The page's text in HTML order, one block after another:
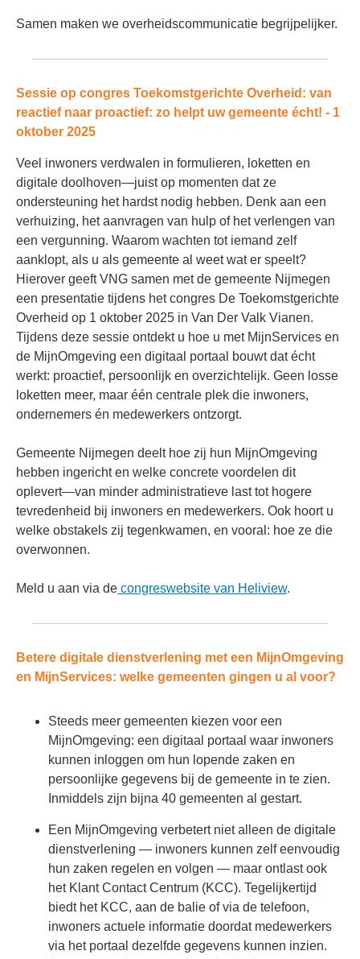
Samen maken we overheidscommunicatie begrijpelijker.
Sessie op congres Toekomstgerichte Overheid: van
reactief naar proactief: zo helpt uw gemeente écht! - 1
oktober 2025
Veel inwoners verdwalen in formulieren, loketten en
digitale doolhoven—juist op momenten dat ze
ondersteuning het hardst nodig hebben. Denk aan een
verhuizing, het aanvragen van hulp of het verlengen van
een vergunning. Waarom wachten tot iemand zelf
aanklopt, als u als gemeente al weet wat er speelt?
Hierover geeft VNG samen met de gemeente Nijmegen
een presentatie tijdens het congres De Toekomstgerichte
Overheid op 1 oktober 2025 in Van Der Valk Vianen.
Tijdens deze sessie ontdekt u hoe u met MijnServices en
de MijnOmgeving een digitaal portaal bouwt dat écht
werkt: proactief, persoonlijk en overzichtelijk. Geen losse
loketten meer, maar één centrale plek die inwoners,
ondernemers én medewerkers ontzorgt.
Gemeente Nijmegen deelt hoe zij hun MijnOmgeving
hebben ingericht en welke concrete voordelen dit
oplevert—van minder administratieve last tot hogere
tevredenheid bij inwoners en medewerkers. Ook hoort u
welke obstakels zij tegenkwamen, en vooral: hoe ze die
overwonnen.
Meld u aan via de congreswebsite van Heliview.
Betere digitale dienstverlening met een MijnOmgeving
en MijnServices: welke gemeenten gingen u al voor?
Steeds meer gemeenten kiezen voor een
MijnOmgeving: een digitaal portaal waar inwoners
kunnen inloggen om hun lopende zaken en
persoonlijke gegevens bij de gemeente in te zien.
Inmiddels zijn bijna 40 gemeenten al gestart.
Een MijnOmgeving verbetert niet alleen de digitale
dienstverlening — inwoners kunnen zelf eenvoudig
hun zaken regelen en volgen — maar ontlast ook
het Klant Contact Centrum (KCC). Tegelijkertijd
biedt het KCC, aan de balie of via de telefoon,
inwoners actuele informatie doordat medewerkers
via het portaal dezelfde gegevens kunnen inzien.